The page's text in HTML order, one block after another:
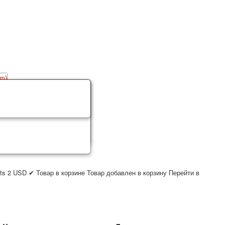
2 USD ✔ Товар в корзине Товар добавлен в корзину Перейти в